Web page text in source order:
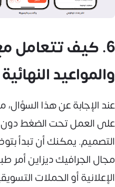
6. كيف تتعامل
والمواعيد
عند الإجابة عن هذا
على العمل تحت الضغط دون
التصميم. يمكنك أن تبدأ
مجال الجرافيك ديزاين
الإعلانية أو الحملات